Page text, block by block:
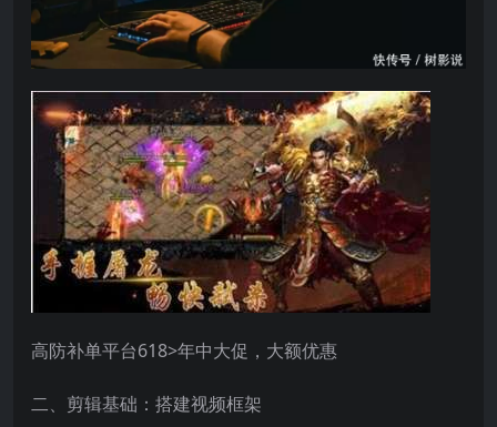
高防补单平台618>年中大促，大额优惠
二、剪辑基础：搭建视频框架